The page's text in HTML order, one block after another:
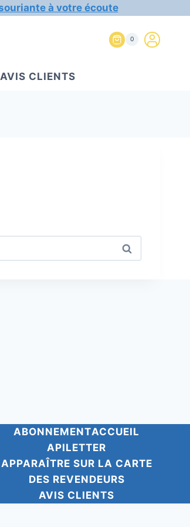
à votre écoute
0
AVIS CLIENTS
ABONNEMENTACCUEIL
APILETTER
APPARAÎTRE SUR LA CARTE
DES REVENDEURS
AVIS CLIENTS